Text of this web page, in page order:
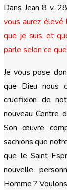
Dans Jean 8 v.
vous aurez élevé
que je suis, et
parle selon ce
Je vous pose
que Dieu nous
crucifixion de
nouveau Centre
Son œuvre
sachions que
que le Saint-
nouvelle
Homme ?